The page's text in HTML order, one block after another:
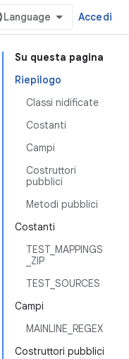
Accedi
Su questa pagina
Riepilogo
Classi nidificate
Costanti
Campi
Costruttori
pubblici
Metodi pubblici
Costanti
TEST_MAPPINGS
_ZIP
TEST_SOURCES
Campi
MAINLINE_REGEX
Costruttori pubblici